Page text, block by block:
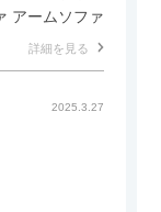
アームソファ
詳細を見る
2025.3.27